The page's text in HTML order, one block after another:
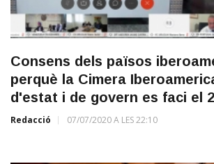
Consens dels països
perquè la Cimera
d'estat i de govern es faci el
Redacció 07/07/2020 A LES 22:10